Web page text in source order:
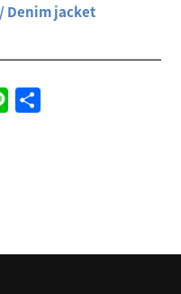
Denim jacket
Line